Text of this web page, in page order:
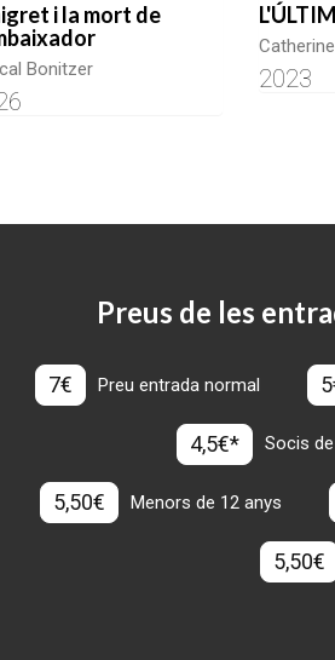
i la mort de
Bonitzer 2023
Preus de les
7€ Preu entrada normal
4,5€* Socis
5,50€ Menors de 12 anys
5,50€